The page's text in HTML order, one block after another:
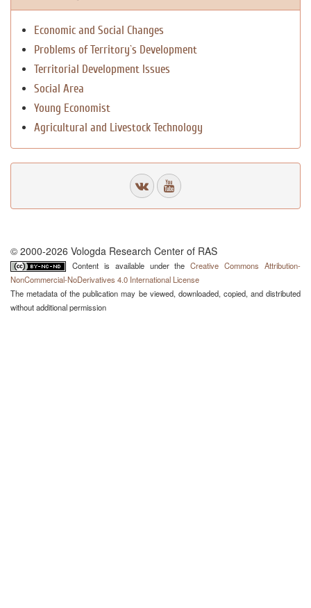
Economic and Social Changes
Problems of Territory`s Development
Territorial Development Issues
Social Area
Young Economist
Agricultural and Livestock Technology
© 2000-2026 Vologda Research Center of RAS
Content is available under theCreative Commons Attribution-
NonCommercial-NoDerivatives 4.0 International License
The metadata of the publication may be viewed, downloaded, copied, and distributed
without additional permission